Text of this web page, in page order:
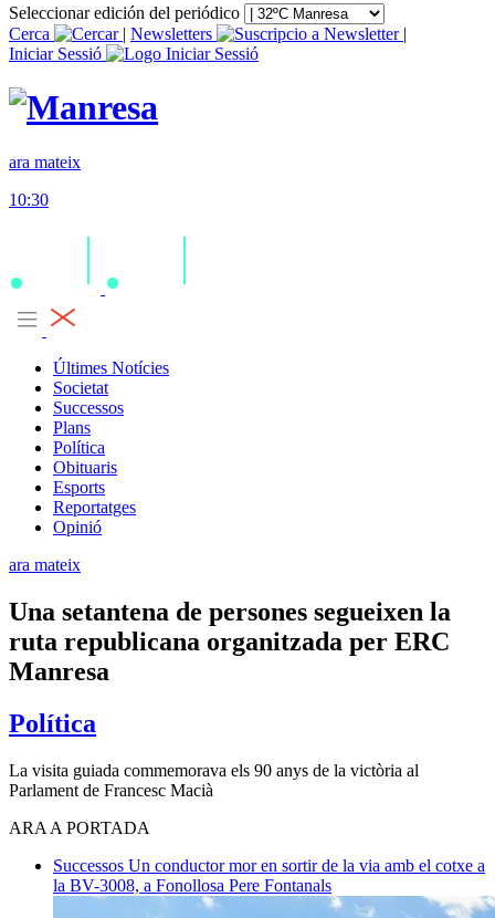
Seleccionar edición del periódico
Cerca
| Newsletters
|
Iniciar Sessió
ara mateix
10:30
Últimes Notícies
Societat
Successos
Plans
Política
Obituaris
Esports
Reportatges
Opinió
ara mateix
Una setantena de persones segueixen la
ruta republicana organitzada per ERC
Manresa
Política
La visita guiada commemorava els 90 anys de la victòria al
Parlament de Francesc Macià
ARA A PORTADA
Successos Un conductor mor en sortir de la via amb el cotxe a
la BV-3008, a Fonollosa Pere Fontanals